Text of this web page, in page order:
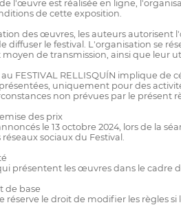
l'œuvre est réalisée en ligne,
de cette exposition.
des œuvres, les auteurs autorisent
diffuser le festival. L'organisation se
de transmission, ainsi que leur
FESTIVAL RELLISQUÍN implique
uniquement pour des
non prévues par le présent
des prix
le 13 octobre 2024, lors de la
sociaux du Festival.
présentent les œuvres dans le cadre
de base
réserve le droit de modifier les règles